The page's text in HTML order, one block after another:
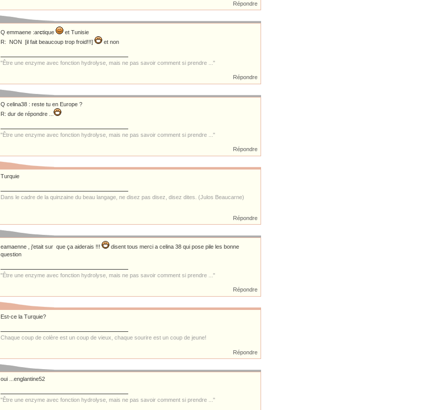
Répondre
Q emmaene :arctique
et Tunisie
R: NON [il fait beaucoup trop froid!!!]
et non
"Être une enzyme avec fonction hydrolyse, mais ne pas savoir comment si prendre ..."
Répondre
Q celina38 : reste tu en Europe ?
R: dur de répondre ...
"Être une enzyme avec fonction hydrolyse, mais ne pas savoir comment si prendre ..."
Répondre
Turquie
Dans le cadre de la quinzaine du beau langage, ne disez pas disez, disez dites. (Julos Beaucarne)
Répondre
eamaenne , j'etait sur que ça aiderais !!!
disent tous merci a celina 38 qui pose pile les bonne
question
"Être une enzyme avec fonction hydrolyse, mais ne pas savoir comment si prendre ..."
Répondre
Est-ce la Turquie?
Chaque coup de colère est un coup de vieux, chaque sourire est un coup de jeune!
Répondre
oui ...englantine52
"Être une enzyme avec fonction hydrolyse, mais ne pas savoir comment si prendre ..."